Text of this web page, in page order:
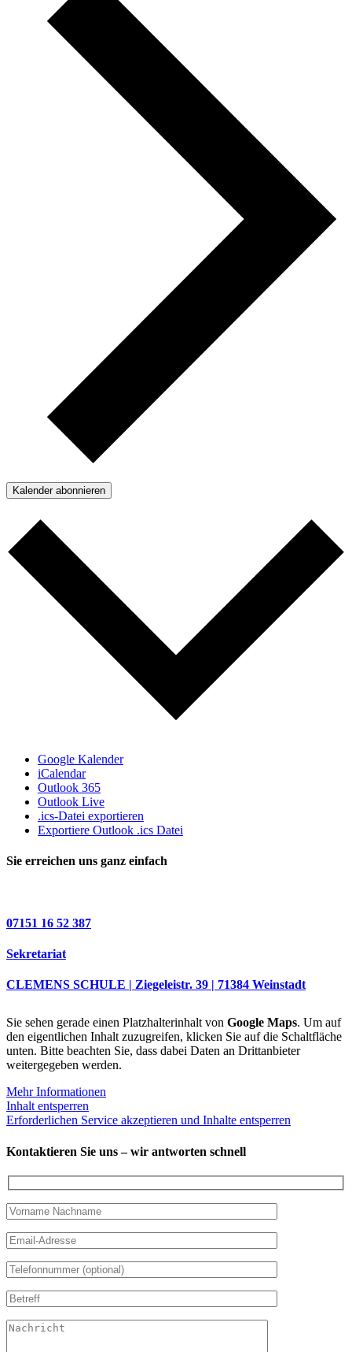
Kalender abonnieren
Google Kalender
iCalendar
Outlook 365
Outlook Live
.ics-Datei exportieren
Exportiere Outlook .ics Datei
Sie erreichen uns ganz einfach
07151 16 52 387
Sekretariat
CLEMENS SCHULE | Ziegeleistr. 39 | 71384 Weinstadt
Sie sehen gerade einen Platzhalterinhalt von Google Maps. Um auf
den eigentlichen Inhalt zuzugreifen, klicken Sie auf die Schaltfläche
unten. Bitte beachten Sie, dass dabei Daten an Drittanbieter
weitergegeben werden.
Mehr Informationen
Inhalt entsperren
Erforderlichen Service akzeptieren und Inhalte entsperren
Kontaktieren Sie uns – wir antworten schnell